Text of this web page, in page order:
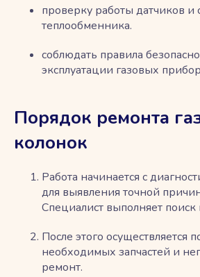
проверку работы датчиков и
теплообменника.
соблюдать правила
эксплуатации газовых
Порядок ремонта
колонок
Работа начинается с
для выявления точной
Специалист выполняет поиск
После этого осуществляется
необходимых запчастей и
ремонт.